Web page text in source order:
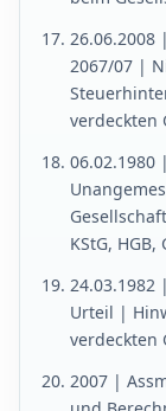
26.06.2008
2067/07 |
verdeckten
06.02.1980
KStG, HGB,
24.03.1982
Urteil |
verdeckten
2007 |